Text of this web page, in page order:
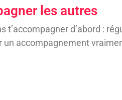
les autres
d’abord :
un accompagnement